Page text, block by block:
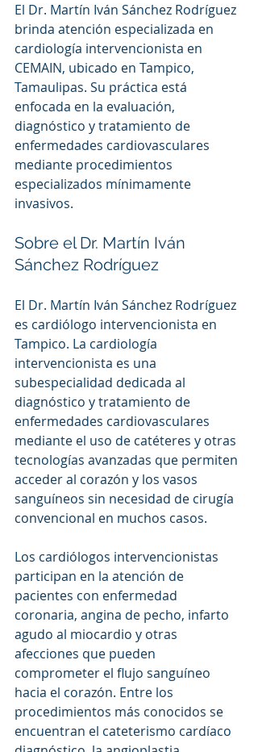
El Dr. Martín Iván Sánchez Rodríguez
brinda atención especializada en
cardiología intervencionista en
CEMAIN, ubicado en Tampico,
Tamaulipas. Su práctica está
enfocada en la evaluación,
diagnóstico y tratamiento de
enfermedades cardiovasculares
mediante procedimientos
especializados mínimamente
invasivos.
Sobre el Dr. Martín Iván
Sánchez Rodríguez
El Dr. Martín Iván Sánchez Rodríguez
es cardiólogo intervencionista en
Tampico. La cardiología
intervencionista es una
subespecialidad dedicada al
diagnóstico y tratamiento de
enfermedades cardiovasculares
mediante el uso de catéteres y otras
tecnologías avanzadas que permiten
acceder al corazón y los vasos
sanguíneos sin necesidad de cirugía
convencional en muchos casos.
Los cardiólogos intervencionistas
participan en la atención de
pacientes con enfermedad
coronaria, angina de pecho, infarto
agudo al miocardio y otras
afecciones que pueden
comprometer el flujo sanguíneo
hacia el corazón. Entre los
procedimientos más conocidos se
encuentran el cateterismo cardíaco